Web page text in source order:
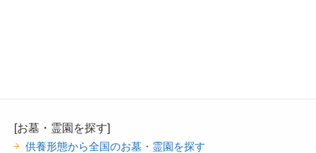
[お墓・霊園を探す]
供養形態から全国のお墓・霊園を探す